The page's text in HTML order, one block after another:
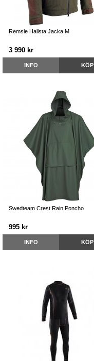
Remsle Hallsta Jacka M
3 990 kr
INFO KÖP
Swedteam Crest Rain Poncho
995 kr
INFO KÖP